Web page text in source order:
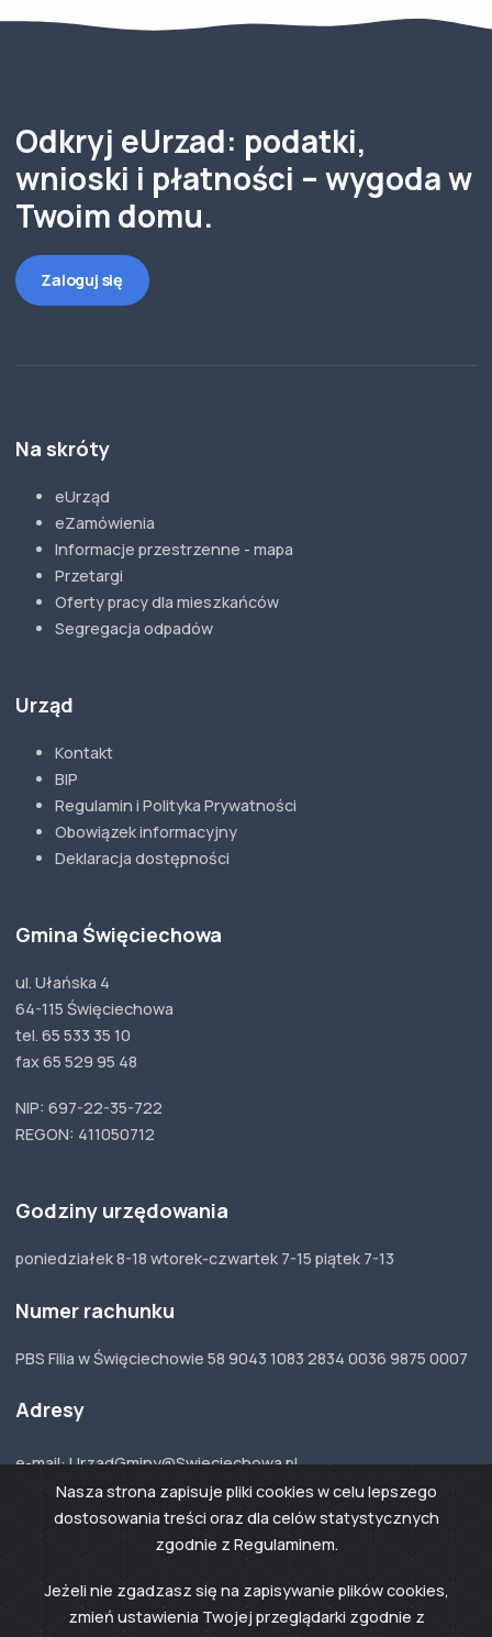
Odkryj eUrzad: podatki,
wnioski i płatności – wygoda w
Twoim domu.
Zaloguj się
Na skróty
eUrząd
eZamówienia
Informacje przestrzenne - mapa
Przetargi
Oferty pracy dla mieszkańców
Segregacja odpadów
Urząd
Kontakt
BIP
Regulamin i Polityka Prywatności
Obowiązek informacyjny
Deklaracja dostępności
Gmina Święciechowa
ul. Ułańska 4
64-115 Święciechowa
tel. 65 533 35 10
fax 65 529 95 48
NIP: 697-22-35-722
REGON: 411050712
Godziny urzędowania
poniedziałek 8-18 wtorek-czwartek 7-15 piątek 7-13
Numer rachunku
PBS Filia w Święciechowie 58 9043 1083 2834 0036 9875 0007
Adresy
e-mail: UrzadGminy@Swieciechowa.pl
ePUAP: /swieciechowa/skrytka
Adres do e-Doręczeń:AE:PL-33123-54367-DJTCW-17
Nasza strona zapisuje pliki cookies w celu lepszego
dostosowania treści oraz dla celów statystycznych
zgodnie z Regulaminem.
Jeżeli nie zgadzasz się na zapisywanie plików cookies,
zmień ustawienia Twojej przeglądarki zgodnie z